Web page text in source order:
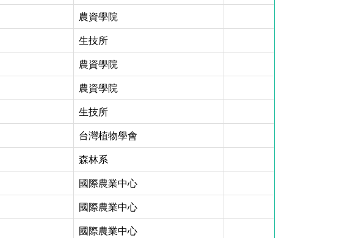
農資學院
生技所
農資學院
農資學院
生技所
台灣植物學會
森林系
國際農業中心
國際農業中心
國際農業中心